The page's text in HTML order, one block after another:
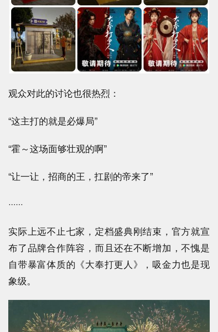
观众对此的讨论也很热烈：
“这主打的就是必爆局”
“霍～这场面够壮观的啊”
“让一让，招商的王，扛剧的帝来了”
······
实际上远不止七家，定档盛典刚结束，官方就宣
布了品牌合作阵容，而且还在不断增加，不愧是
自带暴富体质的《大奉打更人》，吸金力也是现
象级。